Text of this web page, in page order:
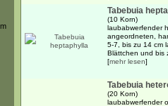
Tabebuia
(10 Korn)
laubabwerfender
angeordneten,
5-7, bis zu 14 cm
Blättchen und bis
[mehr lesen]
Tabebuia
(20 Korn)
laubabwerfender